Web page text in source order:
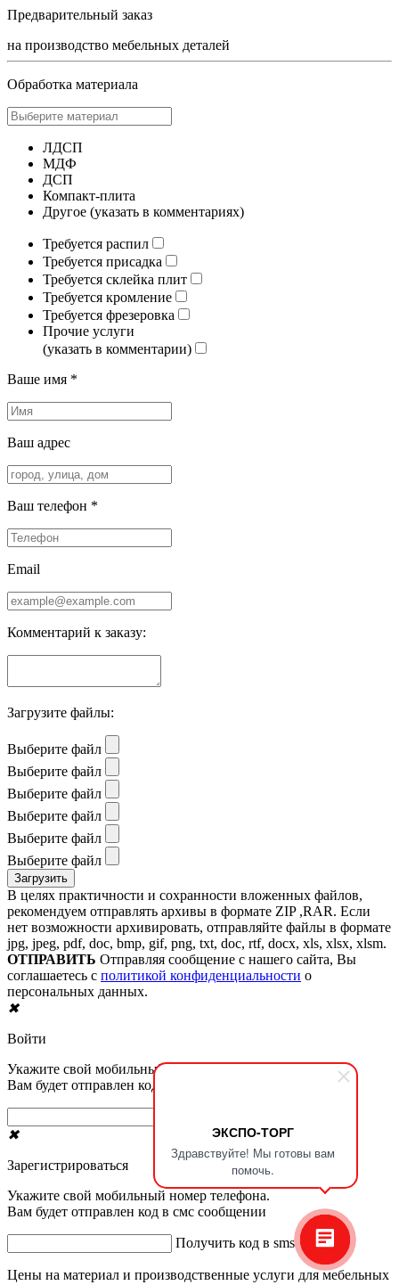
ЭКСПО-ТОРГ
Здравствуйте! Мы готовы вам
помочь.
Предварительный заказ
на производство мебельных деталей
Обработка материала
ЛДСП
МДФ
ДСП
Компакт-плита
Другое (указать в комментариях)
Требуется распил
Требуется присадка
Требуется склейка плит
Требуется кромление
Требуется фрезеровка
Прочие услуги
(указать в комментарии)
Ваше имя *
Ваш адрес
Ваш телефон *
Email
Комментарий к заказу:
Загрузите файлы:
Выберите файл
Выберите файл
Выберите файл
Выберите файл
Выберите файл
Выберите файл
В целях практичности и сохранности вложенных файлов,
рекомендуем отправлять архивы в формате ZIP ,RAR. Если
нет возможности архивировать, отправляйте файлы в формате
jpg, jpeg, pdf, doc, bmp, gif, png, txt, doc, rtf, docx, xls, xlsx, xlsm.
ОТПРАВИТЬ Отправляя сообщение с нашего сайта, Вы
соглашаетесь с политикой конфиденциальности о
персональных данных.
✖
Войти
Укажите свой мобильный номер телефона.
Вам будет отправлен код в смс сообщении
✖
Зарегистрироваться
Укажите свой мобильный номер телефона.
Вам будет отправлен код в смс сообщении
Получить код в sms
Цены на материал и производственные услуги для мебельных